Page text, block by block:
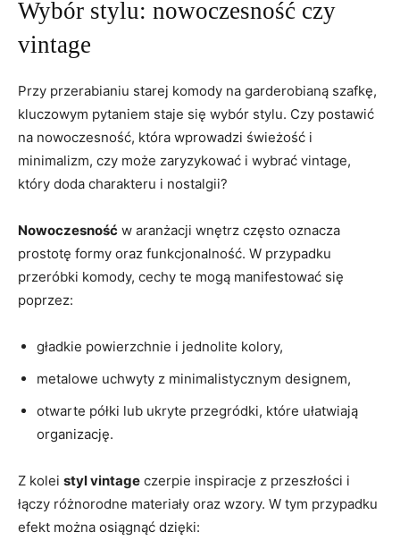
Wybór stylu: nowoczesność czy
vintage
Przy przerabianiu starej komody na garderobianą szafkę,
kluczowym pytaniem staje się wybór stylu. Czy postawić
na nowoczesność, która wprowadzi świeżość i
minimalizm, czy może zaryzykować i wybrać vintage,
który doda charakteru i nostalgii?
Nowoczesność w aranżacji wnętrz często oznacza
prostotę formy oraz funkcjonalność. W przypadku
przeróbki komody, cechy te mogą manifestować się
poprzez:
gładkie powierzchnie i jednolite kolory,
metalowe uchwyty z minimalistycznym designem,
otwarte półki lub ukryte przegródki, które ułatwiają
organizację.
Z kolei styl vintage czerpie inspiracje z przeszłości i
łączy różnorodne materiały oraz wzory. W tym przypadku
efekt można osiągnąć dzięki: